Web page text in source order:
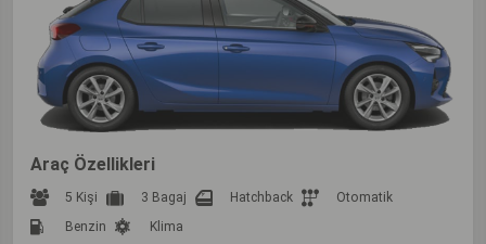
Araç Özellikleri
5 Kişi 3 Bagaj Hatchback
Otomatik
Benzin
Klima